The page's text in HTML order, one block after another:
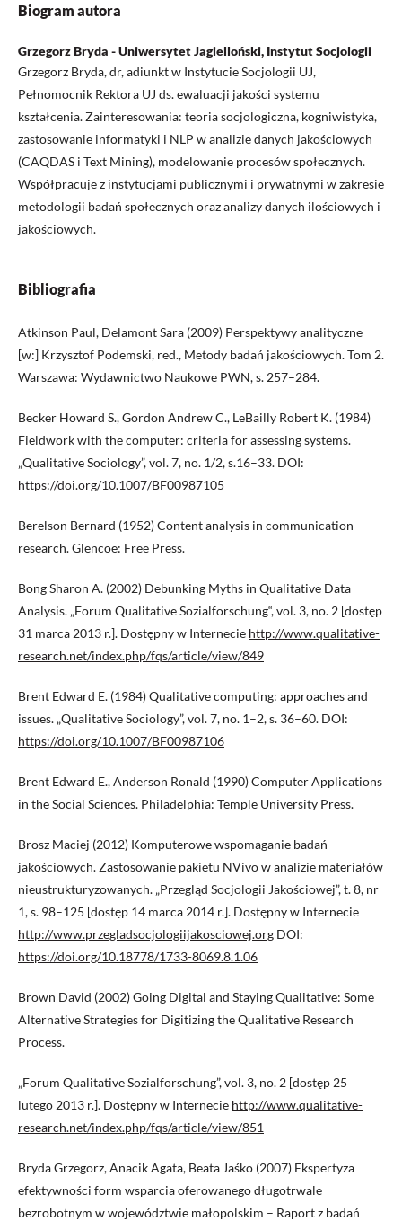
Biogram autora
Grzegorz Bryda - Uniwersytet Jagielloński, Instytut Socjologii
Grzegorz Bryda, dr, adiunkt w Instytucie Socjologii UJ,
Pełnomocnik Rektora UJ ds. ewaluacji jakości systemu
kształcenia. Zainteresowania: teoria socjologiczna, kogniwistyka,
zastosowanie informatyki i NLP w analizie danych jakościowych
(CAQDAS i Text Mining), modelowanie procesów społecznych.
Współpracuje z instytucjami publicznymi i prywatnymi w zakresie
metodologii badań społecznych oraz analizy danych ilościowych i
jakościowych.
Bibliografia
Atkinson Paul, Delamont Sara (2009) Perspektywy analityczne
[w:] Krzysztof Podemski, red., Metody badań jakościowych. Tom 2.
Warszawa: Wydawnictwo Naukowe PWN, s. 257–284.
Becker Howard S., Gordon Andrew C., LeBailly Robert K. (1984)
Fieldwork with the computer: criteria for assessing systems.
„Qualitative Sociology”, vol. 7, no. 1/2, s.16–33. DOI:
https://doi.org/10.1007/BF00987105
Berelson Bernard (1952) Content analysis in communication
research. Glencoe: Free Press.
Bong Sharon A. (2002) Debunking Myths in Qualitative Data
Analysis. „Forum Qualitative Sozialforschung“, vol. 3, no. 2 [dostęp
31 marca 2013 r.]. Dostępny w Internecie http://www.qualitative-
research.net/index.php/fqs/article/view/849
Brent Edward E. (1984) Qualitative computing: approaches and
issues. „Qualitative Sociology”, vol. 7, no. 1–2, s. 36–60. DOI:
https://doi.org/10.1007/BF00987106
Brent Edward E., Anderson Ronald (1990) Computer Applications
in the Social Sciences. Philadelphia: Temple University Press.
Brosz Maciej (2012) Komputerowe wspomaganie badań
jakościowych. Zastosowanie pakietu NVivo w analizie materiałów
nieustrukturyzowanych. „Przegląd Socjologii Jakościowej”, t. 8, nr
1, s. 98–125 [dostęp 14 marca 2014 r.]. Dostępny w Internecie
http://www.przegladsocjologiijakosciowej.org DOI:
https://doi.org/10.18778/1733-8069.8.1.06
Brown David (2002) Going Digital and Staying Qualitative: Some
Alternative Strategies for Digitizing the Qualitative Research
Process.
„Forum Qualitative Sozialforschung”, vol. 3, no. 2 [dostęp 25
lutego 2013 r.]. Dostępny w Internecie http://www.qualitative-
research.net/index.php/fqs/article/view/851
Bryda Grzegorz, Anacik Agata, Beata Jaśko (2007) Ekspertyza
efektywności form wsparcia oferowanego długotrwale
bezrobotnym w województwie małopolskim – Raport z badań